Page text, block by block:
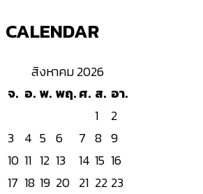
CALENDAR
สิงหาคม 2026
จ. อ. พ. พฤ.ศ. ส. อา.
1
2
3 4 5 6 7 8 9
10 11 12 13 14 15 16
17 18 19 20 21 22 23